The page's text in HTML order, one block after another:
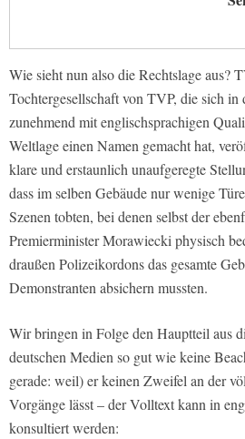
Wie sieht nun also die Rechtslage aus?
Tochtergesellschaft von TVP, die sich in
zunehmend mit englischsprachigen
Weltlage einen Namen gemacht hat,
klare und erstaunlich unaufgeregte
dass im selben Gebäude nur wenige
Szenen tobten, bei denen selbst der
Premierminister Morawiecki physisch
draußen Polizeikordons das gesamte
Demonstranten absichern mussten.
Wir bringen in Folge den Hauptteil aus
deutschen Medien so gut wie keine
gerade: weil) er keinen Zweifel an der
Vorgänge lässt – der Volltext kann in
konsultiert werden: